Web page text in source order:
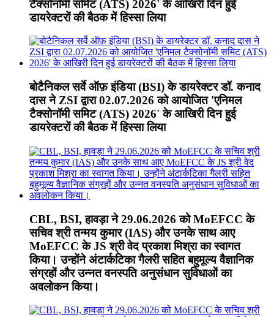
टैक्सोनॉमी समिट (ATS) 2026' के आखिरी दिन हुई
डायरेक्टरों की बैठक में हिस्सा लिया
बोटैनिकल सर्वे ऑफ़ इंडिया (BSI) के डायरेक्टर डॉ. कनाद
दास ने ZSI द्वारा 02.07.2026 को आयोजित 'एनिमल
टैक्सोनॉमी समिट (ATS) 2026' के आखिरी दिन हुई
डायरेक्टरों की बैठक में हिस्सा लिया
CBL, BSI, हावड़ा ने 29.06.2026 को MoEFCC के
सचिव श्री तन्मय कुमार (IAS) और उनके साथ आए
MoEFCC के JS श्री वेद प्रकाश मिश्रा का स्वागत
किया। उन्होंने अंटार्कटिका गैलरी सहित बहुमूल्य वैज्ञानिक
संग्रहों और उन्नत वनस्पति अनुसंधान सुविधाओं का
अवलोकन किया।